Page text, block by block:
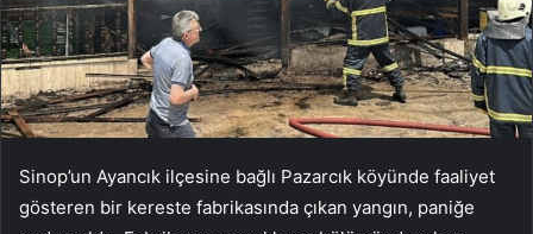
Sinop’un Ayancık ilçesine bağlı Pazarcık köyünde faaliyet
gösteren bir kereste fabrikasında çıkan yangın, paniğe